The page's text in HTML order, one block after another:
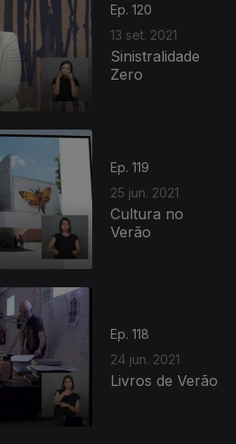
Ep. 120
13 set. 2021
Sinistralidade
Zero
Ep. 119
25 jun. 2021
Cultura no
Verão
Ep. 118
24 jun. 2021
Livros de Verão